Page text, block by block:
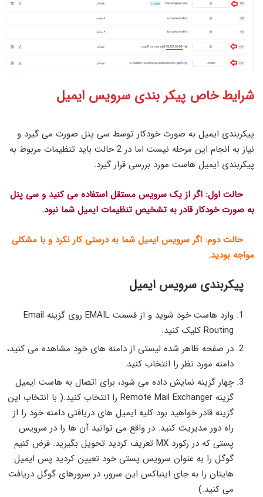
شرایط خاص پیکر بندی سرویس ایمیل
پیکربندی ایمیل به صورت خودکار توسط سی پنل صورت می گیرد و
نیاز به انجام این مرحله نیست اما در 2 حالت باید تنظیمات مربوط به
پیکربندی ایمیل هاست مورد بررسی قرار گیرد.
حالت اول: اگر از یک سرویس مستقل استفاده می کنید و سی پنل
به صورت خودکار قادر به تشخیص تنظیمات ایمیل شما نبود.
حالت دوم: اگر سرویس ایمیل شما به درستی کار نکرد و با مشکلی
مواجه بودید.
پیکربندی سرویس ایمیل
وارد هاست خود شوید و از قسمت EMAIL روی گزینه Email
Routing کلیک کنید.
در صفحه ظاهر شده لیستی از دامنه های خود مشاهده می کنید،
دامنه مورد نظر را انتخاب کنید.
چهار گزینه نمایش داده می شود، برای اتصال به هاست ایمیل
گزینه Remote Mail Exchanger را انتخاب کنید.( با انتخاب این
گزینه قادر خواهید بود کلیه ایمیل های دریافتی دامنه خود را از
راه دور مدیریت کنید. در واقع می توانید آن ها را در سرویس
پستی که در رکورد MX تعریف کردید تحویل بگیرید. فرض کنیم
گوگل را به عنوان سرویس پستی خود تعیین کردید پس ایمیل
هایتان را به جای اینباکس این سرور، در سرورهای گوگل دریافت
می کنید.)